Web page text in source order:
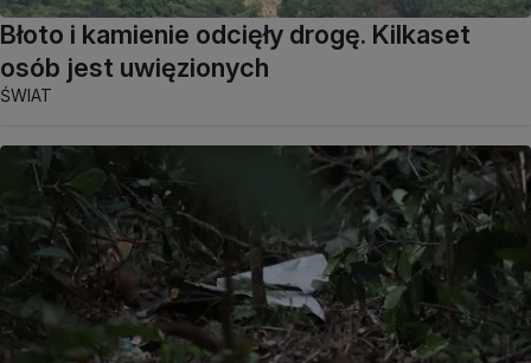
Błoto i kamienie odcięły drogę. Kilkaset
osób jest uwięzionych
ŚWIAT